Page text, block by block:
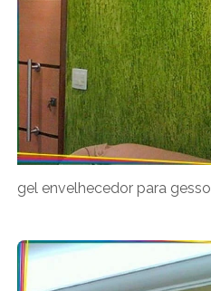
gel envelhecedor para gesso